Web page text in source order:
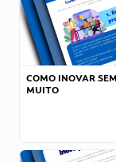
COMO INOVAR
MUITO